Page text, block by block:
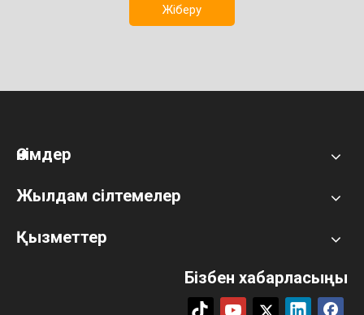
Жіберу
Өнімдер
Жылдам сілтемелер
Қызметтер
Бізбен хабарласыңы